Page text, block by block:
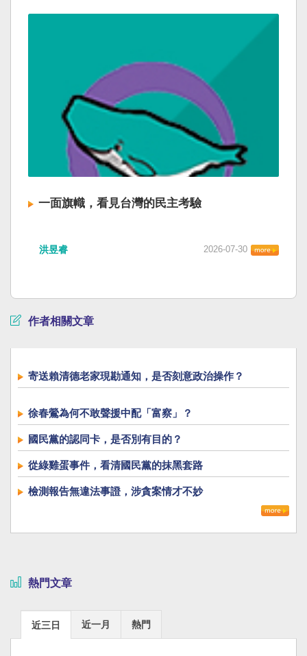
一面旗幟，看見台灣的民主考驗
洪昱睿 2026-07-30
作者相關文章
寄送賴清德老家現勘通知，是否刻意政治操作？
徐春鶯為何不敢聲援中配「富察」？
國民黨的認同卡，是否別有目的？
從綠雞蛋事件，看清國民黨的抹黑套路
檢測報告無違法事證，涉貪案情才不妙
熱門文章
近三日 近一月 熱門